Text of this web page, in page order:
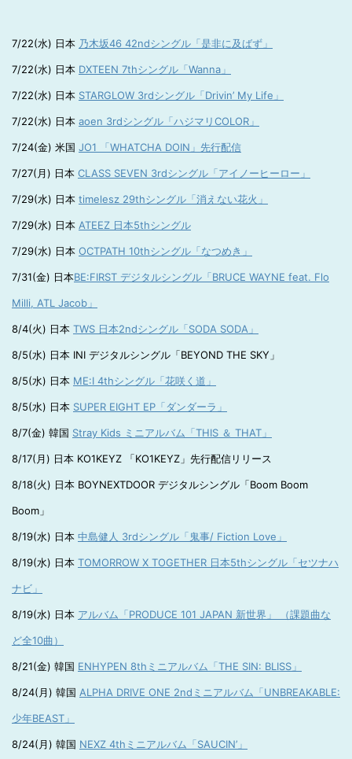
7/22(水) 日本 乃木坂46 42ndシングル「是非に及ばず」
7/22(水) 日本 DXTEEN 7thシングル「Wanna」
7/22(水) 日本 STARGLOW 3rdシングル「Drivin’ My Life」
7/22(水) 日本 aoen 3rdシングル「ハジマリCOLOR」
7/24(金) 米国 JO1 「WHATCHA DOIN」先行配信
7/27(月) 日本 CLASS SEVEN 3rdシングル「アイノーヒーロー」
7/29(水) 日本 timelesz 29thシングル「消えない花火」
7/29(水) 日本 ATEEZ 日本5thシングル
7/29(水) 日本 OCTPATH 10thシングル「なつめき」
7/31(金) 日本BE:FIRST デジタルシングル「BRUCE WAYNE feat. Flo
Milli, ATL Jacob」
8/4(火) 日本 TWS 日本2ndシングル「SODA SODA」
8/5(水) 日本 INI デジタルシングル「BEYOND THE SKY」
8/5(水) 日本 ME:I 4thシングル「花咲く道」
8/5(水) 日本 SUPER EIGHT EP「ダンダーラ」
8/7(金) 韓国 Stray Kids ミニアルバム「THIS ＆ THAT」
8/17(月) 日本 KO1KEYZ 「KO1KEYZ」先行配信リリース
8/18(火) 日本 BOYNEXTDOOR デジタルシングル「Boom Boom
Boom」
8/19(水) 日本 中島健人 3rdシングル「鬼事/ Fiction Love」
8/19(水) 日本 TOMORROW X TOGETHER 日本5thシングル「セツナハ
ナビ」
8/19(水) 日本 アルバム「PRODUCE 101 JAPAN 新世界」 （課題曲な
ど全10曲）
8/21(金) 韓国 ENHYPEN 8thミニアルバム「THE SIN: BLISS」
8/24(月) 韓国 ALPHA DRIVE ONE 2ndミニアルバム「UNBREAKABLE:
少年BEAST」
8/24(月) 韓国 NEXZ 4thミニアルバム「SAUCIN’」